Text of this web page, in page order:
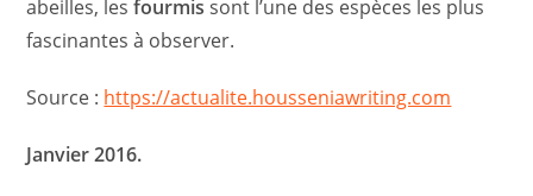
abeilles, lesfourmissont l’une des espèces les plus
fascinantes à observer.
Source : https://actualite.housseniawriting.com
Janvier 2016.